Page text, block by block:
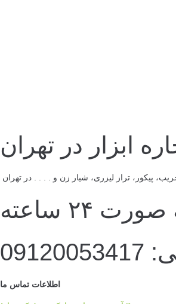
ابزار در تهران
پیکور، تراز لیزری، شیار زن و . . . . در تهران
۲۴ ساعته
اطلاعات تماس ما